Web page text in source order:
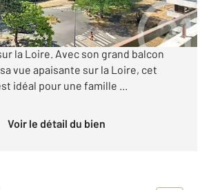
NANTES Appartement de quatre
et dernier étage avec ascenseur,
la Loire. Avec son grand balcon
vue apaisante sur la Loire, cet
idéal pour une famille ...
Voir le détail du bien